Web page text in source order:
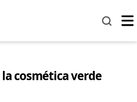
la cosmética verde